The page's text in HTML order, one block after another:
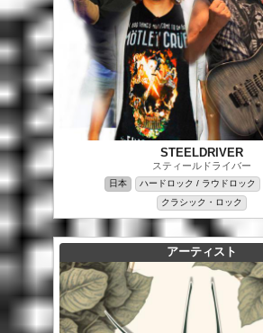
STEELDRIVER
スティールドライバー
日本 ハードロック / ラウドロック
クラシック・ロック
アーティスト